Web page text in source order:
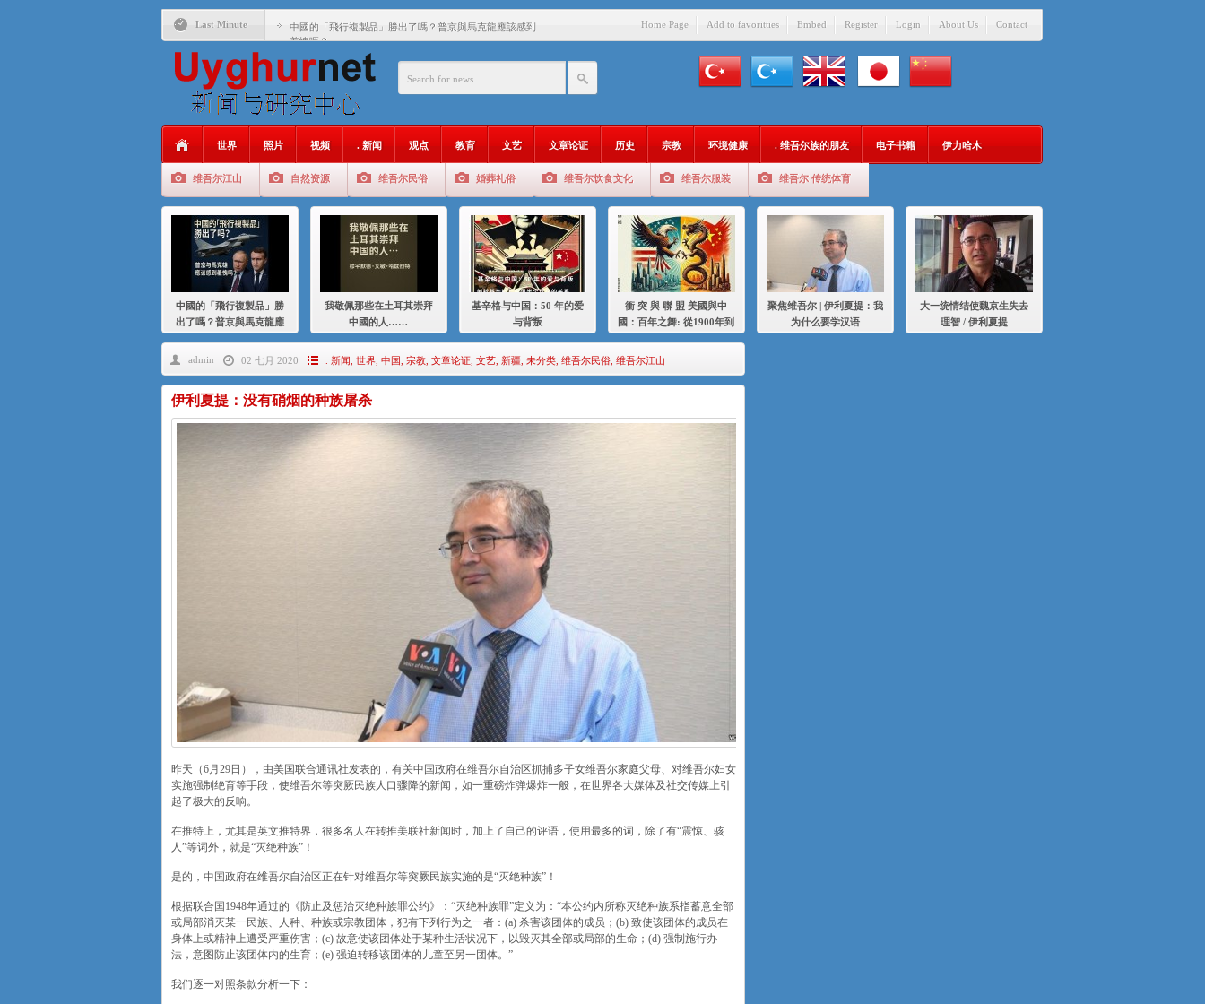
Last Minute 中國的「飛行複製品」勝出了嗎？普京與馬克龍應該感到
羞愧嗎？
我敬佩那些在土耳其崇拜中國的人……
聚焦维吾尔 | 伊利夏提：我为什么要学汉语
大一统情结使魏京生失去理智 / 伊利夏提
伊利夏提：在自责与内疚中的挣扎
伊利夏提：消失在集中营的红衣女孩
伊利夏提：满目苍夷2020，难见彼岸2021
Home Page Add to favoritties Embed Register Login About Us Contact
世界 照片 视频 . 新闻 观点 教育 文艺 文章论证 历史 宗教 环境健康 . 维吾尔族的朋友 电子书籍 伊力哈木
维吾尔江山 自然资源 维吾尔民俗 婚葬礼俗 维吾尔饮食文化 维吾尔服装 维吾尔 传统体育
中國的「飛行複製品」勝
出了嗎？普京與馬克龍應
我敬佩那些在土耳其崇拜
中國的人……
基辛格与中国：50 年的爱
与背叛
衝 突 與 聯 盟 美國與中
國：百年之舞: 從1900年到
聚焦维吾尔 | 伊利夏提：我
为什么要学汉语
大一统情结使魏京生失去
理智 / 伊利夏提
admin 02 七月 2020 . 新闻 世界, 中国 宗教, 文章论证, 文艺, 新疆, 未分类, 维吾尔民俗, 维吾尔江山
伊利夏提：没有硝烟的种族屠杀
昨天（6月29日），由美国联合通讯社发表的，有关中国政府在维吾尔自治区抓捕多子女维吾尔家庭父母、对维吾尔妇女
实施强制绝育等手段，使维吾尔等突厥民族人口骤降的新闻，如一重磅炸弹爆炸一般，在世界各大媒体及社交传媒上引
起了极大的反响。
在推特上，尤其是英文推特界，很多名人在转推美联社新闻时，加上了自己的评语，使用最多的词，除了有“震惊、骇
人”等词外，就是“灭绝种族”！
是的，中国政府在维吾尔自治区正在针对维吾尔等突厥民族实施的是“灭绝种族”！
根据联合国1948年通过的《防止及惩治灭绝种族罪公约》：“灭绝种族罪”定义为：“本公约内所称灭绝种族系指蓄意全部
或局部消灭某一民族、人种、种族或宗教团体，犯有下列行为之一者：(a) 杀害该团体的成员；(b) 致使该团体的成员在
身体上或精神上遭受严重伤害；(c) 故意使该团体处于某种生活状况下，以毁灭其全部或局部的生命；(d) 强制施行办
法，意图防止该团体内的生育；(e) 强迫转移该团体的儿童至另一团体。”
我们逐一对照条款分析一下：